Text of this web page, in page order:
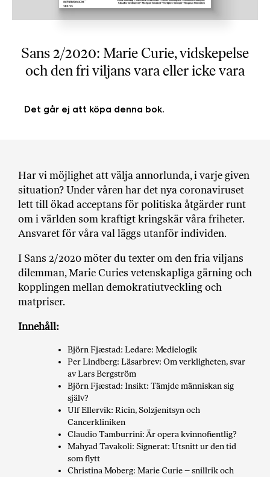
b
k
e
n
h
o
s
F
r
T
a
n
Sans 2/2020: Marie Curie, vidskepelse
och den fri viljans vara eller icke vara
Det går ej att köpa denna bok.
Har vi möjlighet att välja annorlunda, i varje given
situation? Under våren har det nya coronaviruset
lett till ökad acceptans för politiska åtgärder runt
om i världen som kraftigt kringskär våra friheter.
Ansvaret för våra val läggs utanför individen.
I Sans 2/2020 möter du texter om den fria viljans
dilemman, Marie Curies vetenskapliga gärning och
kopplingen mellan demokratiutveckling och
matpriser.
Innehåll:
Björn Fjæstad: Ledare: Medielogik
Per Lindberg: Läsarbrev: Om verkligheten, svar
av Lars Bergström
Björn Fjæstad: Insikt: Tämjde människan sig
själv?
Ulf Ellervik: Ricin, Solzjenitsyn och
Cancerkliniken
Claudio Tamburrini: Är opera kvinnofientlig?
Mahyad Tavakoli: Signerat: Utsnitt ur den tid
som flytt
Christina Moberg: Marie Curie – snillrik och